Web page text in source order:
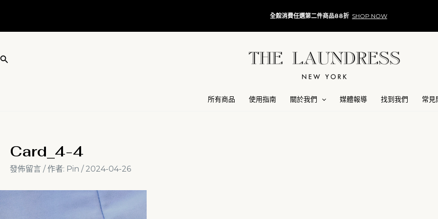
主
內
全館消費任選第二件商品88折 SHOP NOW
搜
所有商品 使用指南 關於我們 媒體報導 找到我們 常見
Card_4-4
發佈留言 / 作者: Pin / 2024-04-26